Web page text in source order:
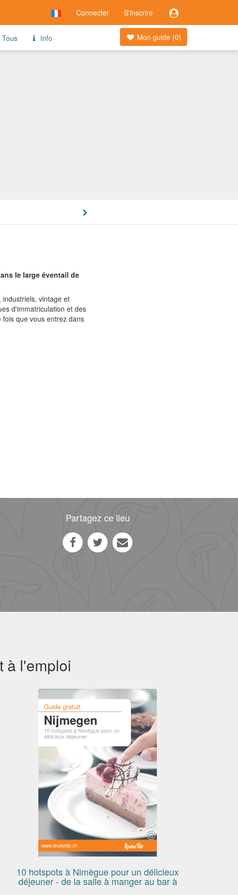
Connecter S'inscrire
Mon guide (0)
Tous Info
le large éventail de
vintage et
d'immatriculation et des
que vous entrez dans
Partagez ce lieu
à l'emploi
Guide gratuit
Nijmegen
10 hotspots à Nimègue pour un
délicieux déjeuner
www.leuketip.nl
10 hotspots à Nimègue pour un délicieux
déjeuner - de la salle à manger au bar à